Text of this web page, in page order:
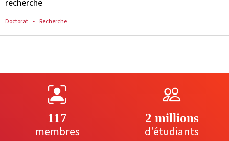
recherche
Doctorat Recherche
117
membres
2 millions
d'étudiants